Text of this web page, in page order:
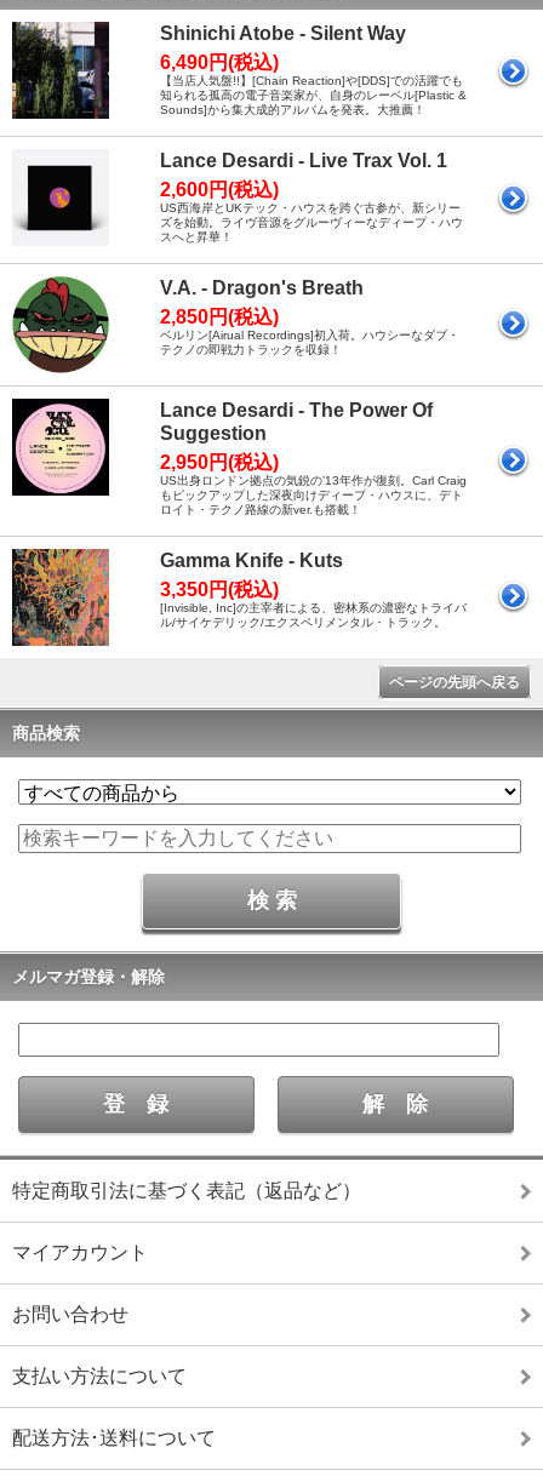
Shinichi Atobe - Silent Way
6,490円(税込)
【当店人気盤!!】[Chain Reaction]や[DDS]での活躍でも
知られる孤高の電子音楽家が、自身のレーベル[Plastic &
Sounds]から集大成的アルバムを発表。大推薦！
Lance Desardi - Live Trax Vol. 1
2,600円(税込)
US西海岸とUKテック・ハウスを跨ぐ古参が、新シリー
ズを始動。ライヴ音源をグルーヴィーなディープ・ハウ
スへと昇華！
V.A. - Dragon's Breath
2,850円(税込)
ベルリン[Airual Recordings]初入荷。ハウシーなダブ・
テクノの即戦力トラックを収録！
Lance Desardi - The Power Of
Suggestion
2,950円(税込)
US出身ロンドン拠点の気鋭の’13年作が復刻。Carl Craig
もピックアップした深夜向けディープ・ハウスに、デト
ロイト・テクノ路線の新ver.も搭載！
Gamma Knife - Kuts
3,350円(税込)
[Invisible, Inc]の主宰者による、密林系の濃密なトライバ
ル/サイケデリック/エクスペリメンタル・トラック。
ページの先頭へ戻る
商品検索
メルマガ登録・解除
特定商取引法に基づく表記（返品など）
マイアカウント
お問い合わせ
支払い方法について
配送方法･送料について